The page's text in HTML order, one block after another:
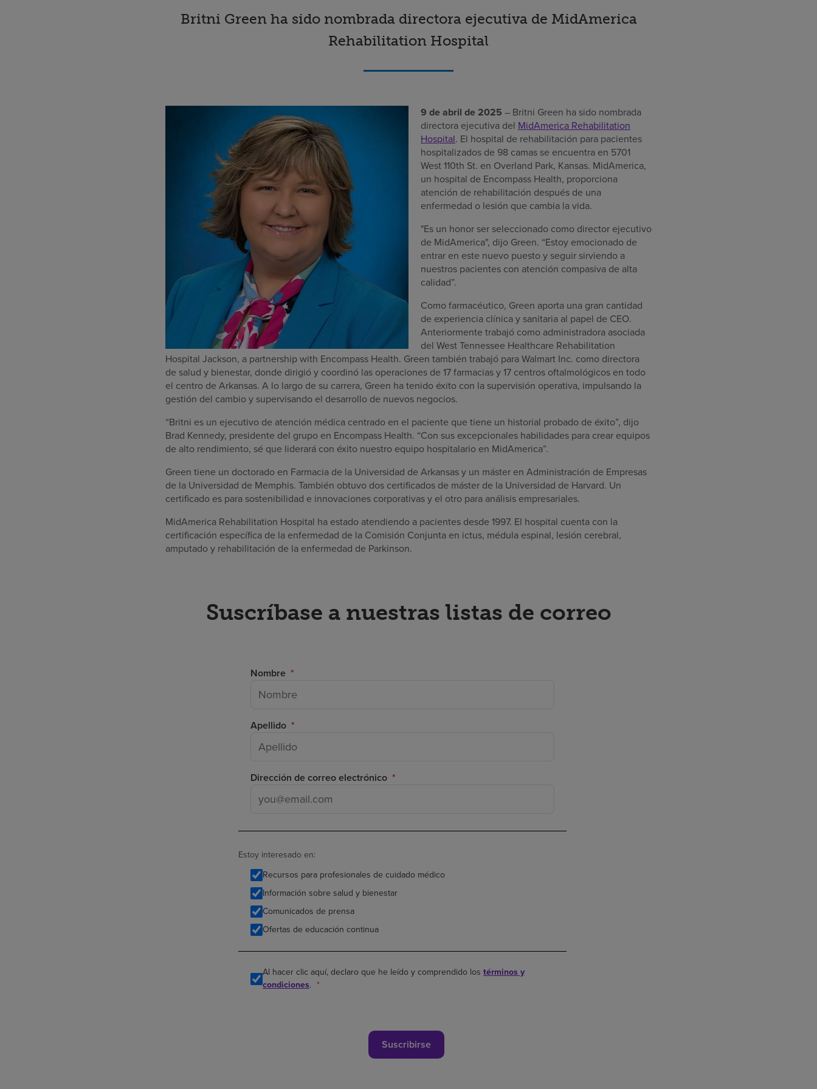
Britni Green ha sido nombrada directora ejecutiva de MidAmerica
Rehabilitation Hospital
9 de abril de 2025 – Britni Green ha sido nombrada
directora ejecutiva del MidAmerica Rehabilitation
Hospital. El hospital de rehabilitación para pacientes
hospitalizados de 98 camas se encuentra en 5701
West 110th St. en Overland Park, Kansas. MidAmerica,
un hospital de Encompass Health, proporciona
atención de rehabilitación después de una
enfermedad o lesión que cambia la vida.
"Es un honor ser seleccionado como director ejecutivo
de MidAmerica", dijo Green. “Estoy emocionado de
entrar en este nuevo puesto y seguir sirviendo a
nuestros pacientes con atención compasiva de alta
calidad”.
Como farmacéutico, Green aporta una gran cantidad
de experiencia clínica y sanitaria al papel de CEO.
Anteriormente trabajó como administradora asociada
del West Tennessee Healthcare Rehabilitation
Hospital Jackson, a partnership with Encompass Health. Green también trabajó para Walmart Inc. como directora
de salud y bienestar, donde dirigió y coordinó las operaciones de 17 farmacias y 17 centros oftalmológicos en todo
el centro de Arkansas. A lo largo de su carrera, Green ha tenido éxito con la supervisión operativa, impulsando la
gestión del cambio y supervisando el desarrollo de nuevos negocios.
“Britni es un ejecutivo de atención médica centrado en el paciente que tiene un historial probado de éxito”, dijo
Brad Kennedy, presidente del grupo en Encompass Health. “Con sus excepcionales habilidades para crear equipos
de alto rendimiento, sé que liderará con éxito nuestro equipo hospitalario en MidAmerica”.
Green tiene un doctorado en Farmacia de la Universidad de Arkansas y un máster en Administración de Empresas
de la Universidad de Memphis. También obtuvo dos certificados de máster de la Universidad de Harvard. Un
certificado es para sostenibilidad e innovaciones corporativas y el otro para análisis empresariales.
MidAmerica Rehabilitation Hospital ha estado atendiendo a pacientes desde 1997. El hospital cuenta con la
certificación específica de la enfermedad de la Comisión Conjunta en ictus, médula espinal, lesión cerebral,
amputado y rehabilitación de la enfermedad de Parkinson.
Suscríbase a nuestras listas de correo
Nombre
Apellido
Dirección de correo electrónico
Estoy interesado en:
Recursos para profesionales de cuidado médico
Información sobre salud y bienestar
Comunicados de prensa
Ofertas de educación continua
Al hacer clic aquí, declaro que he leído y comprendido los términos y
condiciones.
Suscribirse